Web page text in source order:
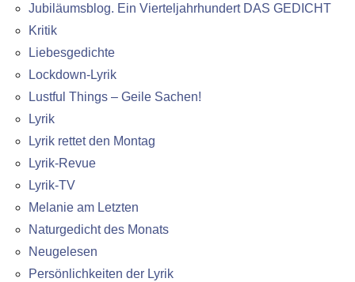
Jubiläumsblog. Ein Vierteljahrhundert DAS GEDICHT
Kritik
Liebesgedichte
Lockdown-Lyrik
Lustful Things – Geile Sachen!
Lyrik
Lyrik rettet den Montag
Lyrik-Revue
Lyrik-TV
Melanie am Letzten
Naturgedicht des Monats
Neugelesen
Persönlichkeiten der Lyrik